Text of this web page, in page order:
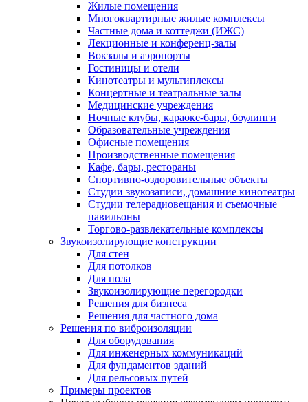
Жилые помещения
Многоквартирные жилые комплексы
Частные дома и коттеджи (ИЖС)
Лекционные и конференц-залы
Вокзалы и аэропорты
Гостиницы и отели
Кинотеатры и мультиплексы
Концертные и театральные залы
Медицинские учреждения
Ночные клубы, караоке-бары, боулинги
Образовательные учреждения
Офисные помещения
Производственные помещения
Кафе, бары, рестораны
Спортивно-оздоровительные объекты
Студии звукозаписи, домашние кинотеатры
Студии телерадиовещания и съемочные
павильоны
Торгово-развлекательные комплексы
Звукоизолирующие конструкции
Для стен
Для потолков
Для пола
Звукоизолирующие перегородки
Решения для бизнеса
Решения для частного дома
Решения по виброизоляции
Для оборудования
Для инженерных коммуникаций
Для фундаментов зданий
Для рельсовых путей
Примеры проектов